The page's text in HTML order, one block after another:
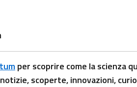
per scoprire come la scienza
scoperte, innovazioni,